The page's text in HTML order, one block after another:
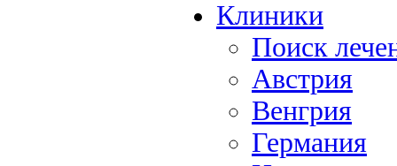
Клиники
Поиск
Австрия
Венгрия
Германия